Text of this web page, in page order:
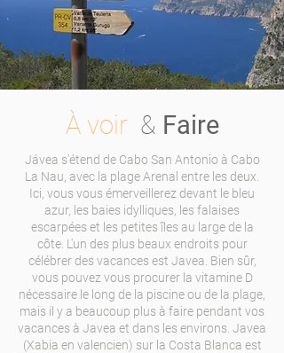
À voir & Faire
Jávea s'étend de Cabo San Antonio à Cabo
La Nau, avec la plage Arenal entre les deux.
Ici, vous vous émerveillerez devant le bleu
azur, les baies idylliques, les falaises
escarpées et les petites îles au large de la
côte. L'un des plus beaux endroits pour
célébrer des vacances est Javea. Bien sûr,
vous pouvez vous procurer la vitamine D
nécessaire le long de la piscine ou de la plage,
mais il y a beaucoup plus à faire pendant vos
vacances à Javea et dans les environs. Javea
(Xabia en valencien) sur la Costa Blanca est